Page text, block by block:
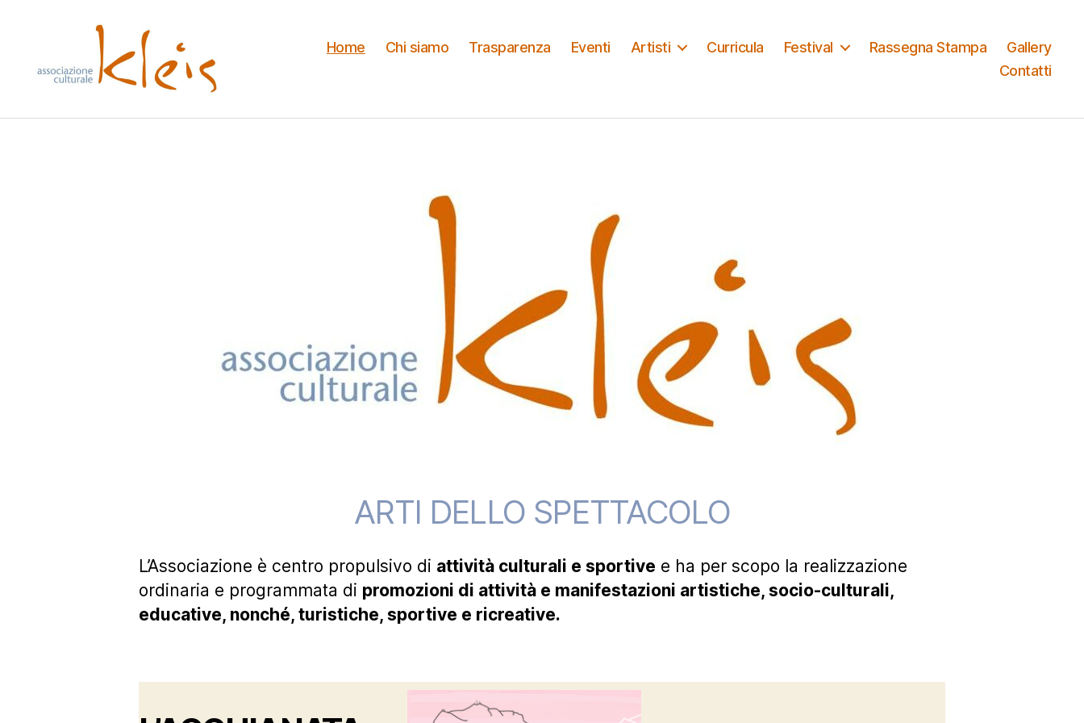
Culturale
Home Chi siamo Trasparenza Eventi Artisti Curricula Festival Rassegna Stampa
Gallery
Contatti
ARTI DELLO SPETTACOLO
L’Associazione è centro propulsivo di attività culturali e sportive e ha per scopo la realizzazione
ordinaria e programmata di promozioni di attività e manifestazioni artistiche, socio-culturali,
educative, nonché, turistiche, sportive e ricreative.